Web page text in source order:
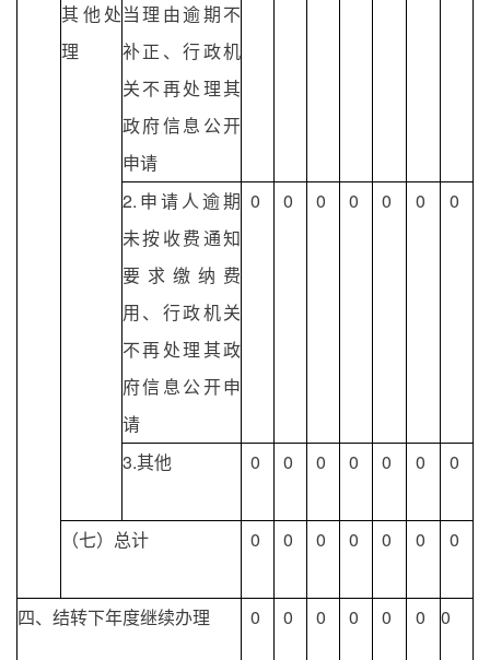
其他处
理
当理由逾期不
补正、行政机
关不再处理其
政府信息公开
申请
2.申请人逾期
未按收费通知
要求缴纳费
用、行政机关
不再处理其政
府信息公开申
请
0 0 0 0 0 0 0
3.其他 0 0 0 0 0 0 0
（七）总计 0 0 0 0 0 0 0
四、结转下年度继续办理 0 0 0 0 0 0 0